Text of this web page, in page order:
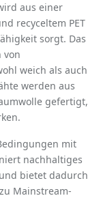
aus einer
recyceltem PET
sorgt. Das
von
weich als auch
werden aus
gefertigt,
mit
nachhaltiges
bietet dadurch
Mainstream-